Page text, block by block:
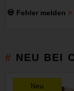
💀 Fehler melden
NEU BEI
Neu